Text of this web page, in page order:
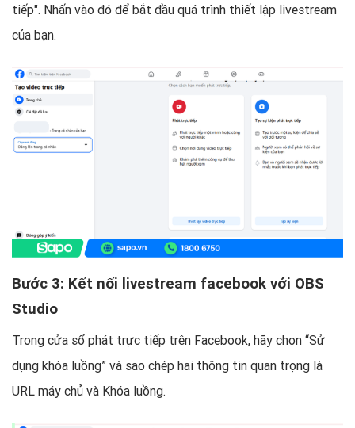
tiếp". Nhấn vào đó để bắt đầu quá trình thiết lập livestream
của bạn.
Bước 3: Kết nối livestream facebook với OBS
Studio
Trong cửa sổ phát trực tiếp trên Facebook, hãy chọn “Sử
dụng khóa luồng” và sao chép hai thông tin quan trọng là
URL máy chủ và Khóa luồng.